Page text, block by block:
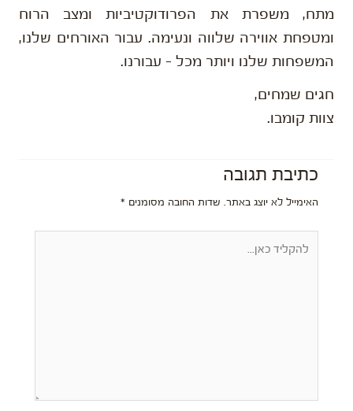
מתח, משפרת את הפרודוקטיביות ומצב הרוח
ומטפחת אווירה שלווה ונעימה. עבור האורחים שלנו,
המשפחות שלנו ויותר מכל – עבורנו.
חגים שמחים,
צוות קומבו.
כתיבת תגובה
האימייל לא יוצג באתר. שדות החובה מסומנים *